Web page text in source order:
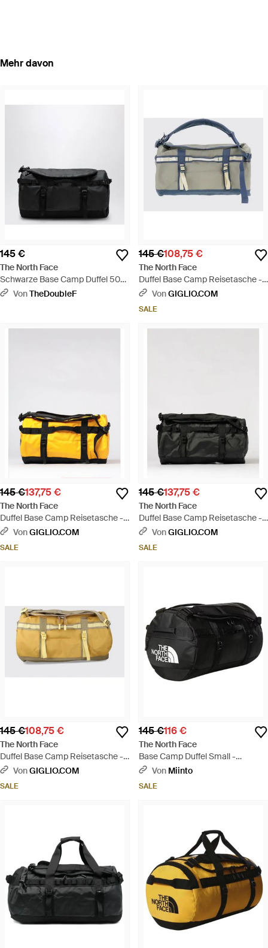
Mehr davon
145 €
The North Face
Schwarze Base Camp Duffel 50L
S Reisetasche - Schwarz
VonTheDoubleF
145 €108,75 €
The North Face
Duffel Base Camp Reisetasche -
BlauVonGIGLIO.COM
SALE
145 €137,75 €
The North Face
Duffel Base Camp Reisetasche -
GelbVonGIGLIO.COM
SALE
145 €137,75 €
The North Face
Duffel Base Camp Reisetasche -
Schwarz
VonGIGLIO.COM
SALE
145 €108,75 €
The North Face
Duffel Base Camp Reisetasche -
Mettallic
VonGIGLIO.COM
SALE
145 €116 €
The North Face
Base Camp Duffel Small -
Schwarz
Von Miinto
SALE